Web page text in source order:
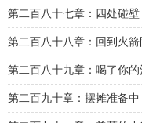
第二百八十七章：四处碰壁
第二百八十八章：回到火箭
第二百八十九章：喝了你的
第二百九十章：摆摊准备中